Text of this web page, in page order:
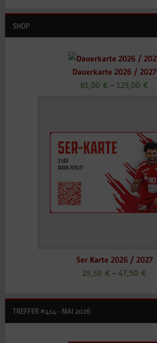
SHOP
Dauerkarte 2026 / 2027
81,00 € – 129,00 €
5er Karte 2026 / 2027
29,50 € – 47,50 €
TREFFER #414 - MAI 2026